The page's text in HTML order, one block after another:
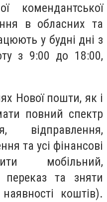
комендантської
в обласних та
у будні дні з
з 9:00 до 18:00,
Нової пошти, як і
повний спектр
відправлення,
та усі фінансові
мобільний,
переказ та зняти
коштів).